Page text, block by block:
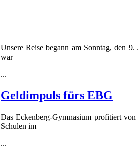
Unsere Reise begann am Sonntag, den
war
...
Geldimpuls fürs EBG
Das Eckenberg-Gymnasium profitiert
Schulen im
...